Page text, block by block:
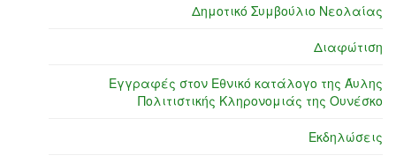
Δημοτικό Συμβούλιο Νεολαίας
Διαφώτιση
Εγγραφές στον Εθνικό κατάλογο της Άυλης
Πολιτιστικής Κληρονομιάς της Ουνέσκο
Εκδηλώσεις